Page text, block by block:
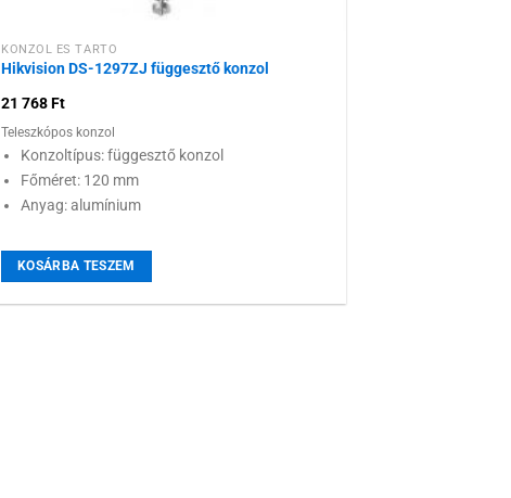
KONZOL ÉS TARTÓ
Hikvision DS-1297ZJ függesztő konzol
21 768Ft
Teleszkópos konzol
Konzoltípus: függesztő konzol
Főméret: 120 mm
Anyag: alumínium
KOSÁRBA TESZEM